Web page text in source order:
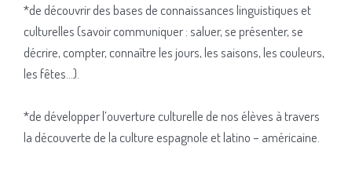
*de découvrir des bases de connaissances linguistiques et
culturelles (savoir communiquer : saluer, se présenter, se
décrire, compter, connaître les jours, les saisons, les couleurs,
les fêtes…).
*de développer l’ouverture culturelle de nos élèves à travers
la découverte de la culture espagnole et latino – américaine.